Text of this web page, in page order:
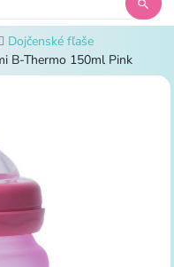
Dojčenské fľaše
B-Thermo 150ml Pink